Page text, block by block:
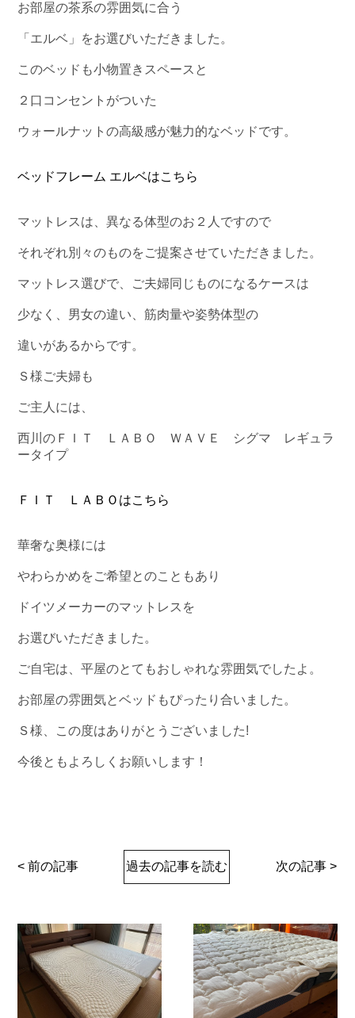
お部屋の茶系の雰囲気に合う
「エルベ」をお選びいただきました。
このベッドも小物置きスペースと
２口コンセントがついた
ウォールナットの高級感が魅力的なベッドです。
ベッドフレーム エルベはこちら
マットレスは、異なる体型のお２人ですので
それぞれ別々のものをご提案させていただきました。
マットレス選びで、ご夫婦同じものになるケースは
少なく、男女の違い、筋肉量や姿勢体型の
違いがあるからです。
Ｓ様ご夫婦も
ご主人には、
西川のＦＩＴ ＬＡＢＯ ＷＡＶＥ シグマ レギュラ
ータイプ
ＦＩＴ ＬＡＢＯはこちら
華奢な奥様には
やわらかめをご希望とのこともあり
ドイツメーカーのマットレスを
お選びいただきました。
ご自宅は、平屋のとてもおしゃれな雰囲気でしたよ。
お部屋の雰囲気とベッドもぴったり合いました。
Ｓ様、この度はありがとうございました!
今後ともよろしくお願いします！
< 前の記事 過去の記事を読む 次の記事 >